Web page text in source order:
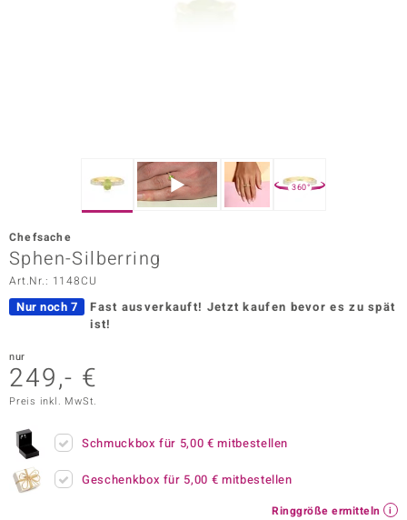
Vogue
360°
Chefsache
Sphen-Silberring
Art.Nr.: 1148CU
Nur noch 7 Fast ausverkauft! Jetzt kaufen bevor es zu spät
ist!
nur
249,- €
Preis inkl. MwSt.
Schmuckbox für 5,00 € mitbestellen
Geschenkbox für 5,00 € mitbestellen
Ringgröße ermitteln